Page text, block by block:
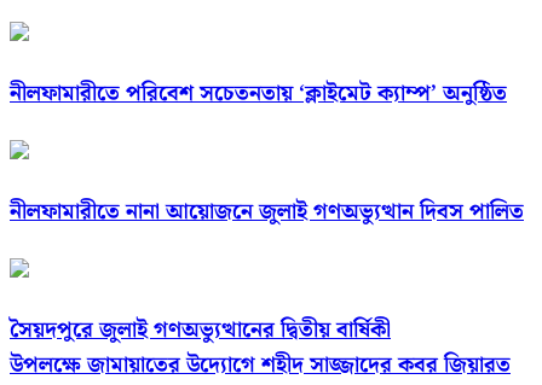
নীলফামারীতে পরিবেশ সচেতনতায় ‘ক্লাইমেট ক্যাম্প’ অনুষ্ঠিত
নীলফামারীতে নানা আয়োজনে জুলাই গণঅভ্যুত্থান দিবস পালিত
সৈয়দপুরে জুলাই গণঅভ্যুত্থানের দ্বিতীয় বার্ষিকী
উপলক্ষে জামায়াতের উদ্যোগে শহীদ সাজ্জাদের কবর জিয়ারত